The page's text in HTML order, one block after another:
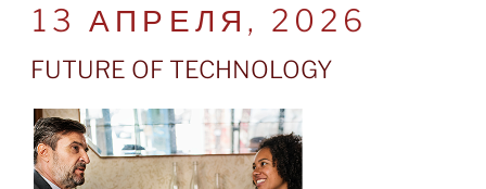
POSTED
ON
13 АПРЕЛЯ, 2026
FUTURE OF TECHNOLOGY